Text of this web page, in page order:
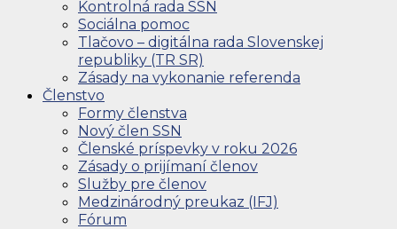
Kontrolná rada SSN
Sociálna pomoc
Tlačovo – digitálna rada Slovenskej
republiky (TR SR)
Zásady na vykonanie referenda
Členstvo
Formy členstva
Nový člen SSN
Členské príspevky v roku 2026
Zásady o prijímaní členov
Služby pre členov
Medzinárodný preukaz (IFJ)
Fórum